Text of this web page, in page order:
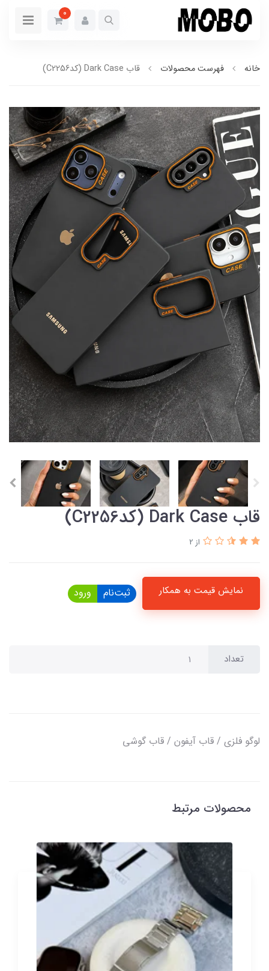
0
خانه فهرست محصولات قاب Dark Case (کدC2256)
قاب Dark Case (کدC2256)
از 2
نمایش قیمت به همکار ثبت‌نام ورود
تعداد
لوگو فلزی / قاب آیفون / قاب گوشی
محصولات مرتبط